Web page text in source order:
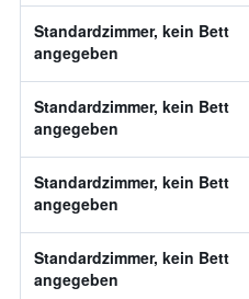
Standardzimmer, kein Bett
angegeben
Standardzimmer, kein Bett
angegeben
Standardzimmer, kein Bett
angegeben
Standardzimmer, kein Bett
angegeben